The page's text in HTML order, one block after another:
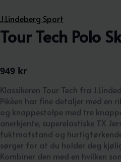
J.Lindeberg Sport
Tour Tech Polo
949 kr
Klassikeren Tour Tech fra
Pikèen har fine detaljer med en
og knappestolpe med tre
anerkjente, superelastiske TX
fuktmotstand og
sørger for at du holder deg
Kombiner den med en hvilken